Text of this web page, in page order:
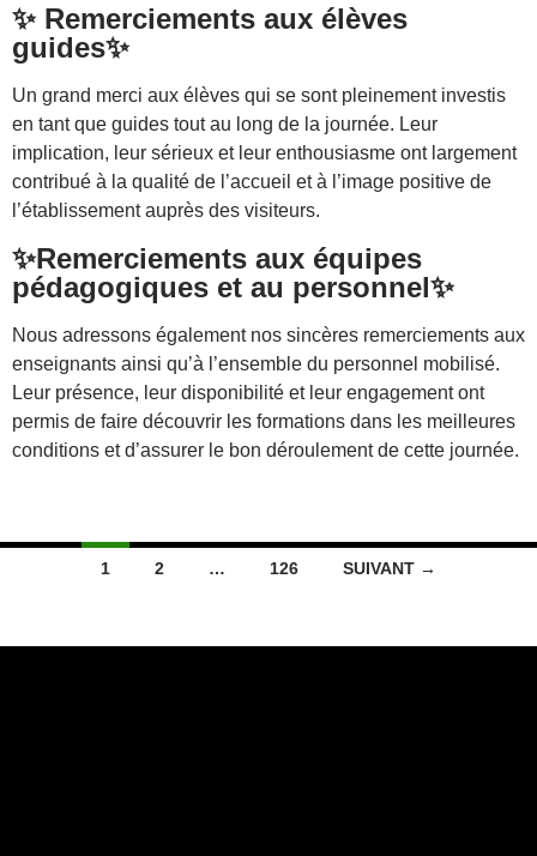
✨ Remerciements aux élèves
guides✨
Un grand merci aux élèves qui se sont pleinement investis
en tant que guides tout au long de la journée. Leur
implication, leur sérieux et leur enthousiasme ont largement
contribué à la qualité de l’accueil et à l’image positive de
l’établissement auprès des visiteurs.
✨Remerciements aux équipes
pédagogiques et au personnel✨
Nous adressons également nos sincères remerciements aux
enseignants ainsi qu’à l’ensemble du personnel mobilisé.
Leur présence, leur disponibilité et leur engagement ont
permis de faire découvrir les formations dans les meilleures
conditions et d’assurer le bon déroulement de cette journée.
Navigation
articles
1 2 … 126 SUIVANT →